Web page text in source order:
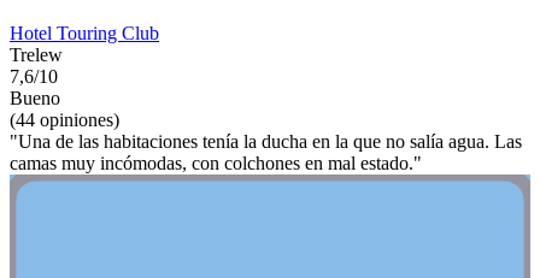
Hotel Touring Club
Trelew
7,6/10
Bueno
(44 opiniones)
"Una de las habitaciones tenía la ducha en la que no salía agua. Las
camas muy incómodas, con colchones en mal estado."